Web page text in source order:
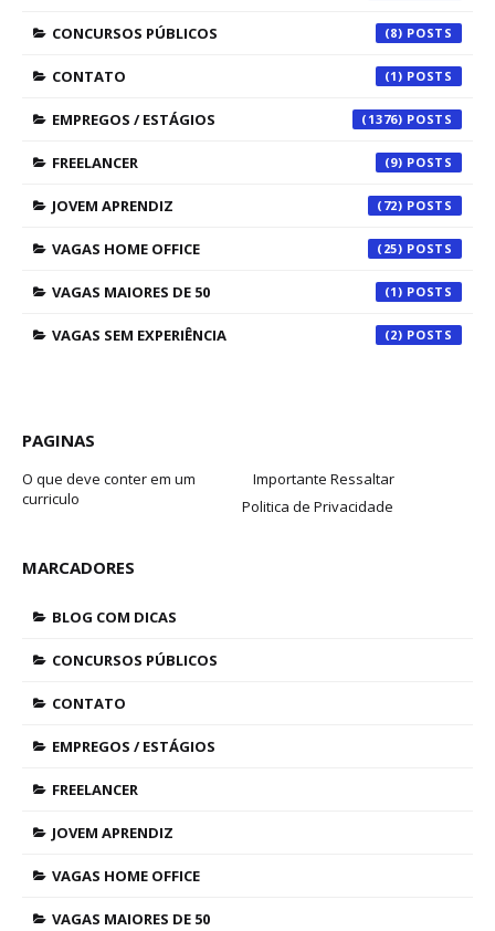
CONCURSOS PÚBLICOS (8)
CONTATO (1)
EMPREGOS / ESTÁGIOS (1376)
FREELANCER (9)
JOVEM APRENDIZ (72)
VAGAS HOME OFFICE (25)
VAGAS MAIORES DE 50 (1)
VAGAS SEM EXPERIÊNCIA (2)
PAGINAS
O que deve conter em um
curriculo
Importante Ressaltar
Politica de Privacidade
MARCADORES
BLOG COM DICAS
CONCURSOS PÚBLICOS
CONTATO
EMPREGOS / ESTÁGIOS
FREELANCER
JOVEM APRENDIZ
VAGAS HOME OFFICE
VAGAS MAIORES DE 50